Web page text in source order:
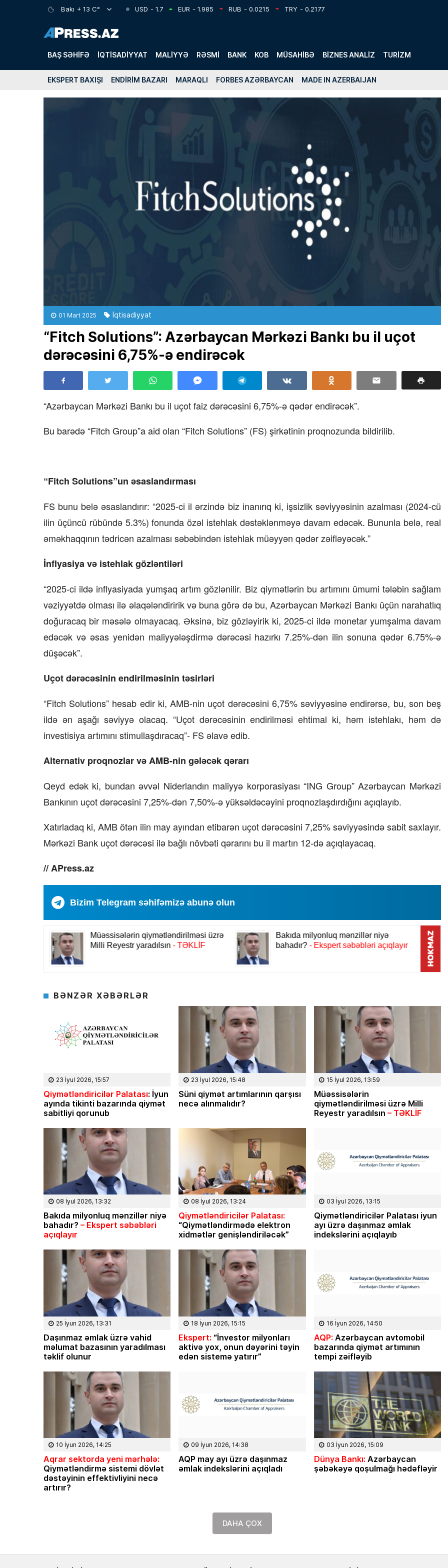
Bakı + 13 C° USD - 1.7 EUR - 1.985 RUB - 0.0215 TRY - 0.2177
BAŞ SƏHIFƏ İQTISADIYYAT MALIYYƏ RƏSMI BANK KOB MÜSAHIBƏ BIZNES ANALIZ TURIZM
EKSPERT BAXIŞI ENDIRIM BAZARI MARAQLI FORBES AZƏRBAYCAN MADE IN AZERBAIJAN
01 Mart 2025 İqtisadiyyat
“Fitch Solutions”: Azərbaycan Mərkəzi Bankı bu il uçot
dərəcəsini 6,75%-ə endirəcək
“Azərbaycan Mərkəzi Bankı bu il uçot faiz dərəcəsini 6,75%-ə qədər endirəcək”.
Bu barədə “Fitch Group”a aid olan “Fitch Solutions” (FS) şirkətinin proqnozunda bildirilib.
“Fitch Solutions”un əsaslandırması
FS bunu belə əsaslandırır: “2025-ci il ərzində biz inanırıq ki, işsizlik səviyyəsinin azalması (2024-cü
ilin üçüncü rübündə 5.3%) fonunda özəl istehlak dəstəklənməyə davam edəcək. Bununla belə, real
əməkhaqqının tədricən azalması səbəbindən istehlak müəyyən qədər zəifləyəcək.”
İnflyasiya və istehlak gözləntiləri
“2025-ci ildə inflyasiyada yumşaq artım gözlənilir. Biz qiymətlərin bu artımını ümumi tələbin sağlam
vəziyyətdə olması ilə əlaqələndiririk və buna görə də bu, Azərbaycan Mərkəzi Bankı üçün narahatlıq
doğuracaq bir məsələ olmayacaq. Əksinə, biz gözləyirik ki, 2025-ci ildə monetar yumşalma davam
edəcək və əsas yenidən maliyyələşdirmə dərəcəsi hazırkı 7.25%-dən ilin sonuna qədər 6.75%-ə
düşəcək”.
Uçot dərəcəsinin endirilməsinin təsirləri
“Fitch Solutions” hesab edir ki, AMB-nin uçot dərəcəsini 6,75% səviyyəsinə endirərsə, bu, son beş
ildə ən aşağı səviyyə olacaq. “Uçot dərəcəsinin endirilməsi ehtimal ki, həm istehlakı, həm də
investisiya artımını stimullaşdıracaq”- FS əlavə edib.
Alternativ proqnozlar və AMB-nin gələcək qərarı
Qeyd edək ki, bundan əvvəl Niderlandın maliyyə korporasiyası “ING Group” Azərbaycan Mərkəzi
Bankının uçot dərəcəsini 7,25%-dən 7,50%-ə yüksəldəcəyini proqnozlaşdırdığını açıqlayıb.
Xatırladaq ki, AMB ötən ilin may ayından etibarən uçot dərəcəsini 7,25% səviyyəsində sabit saxlayır.
Mərkəzi Bank uçot dərəcəsi ilə bağlı növbəti qərarını bu il martın 12-də açıqlayacaq.
// APress.az
Bizim Telegram səhifəmizə abunə olun
BƏNZƏR XƏBƏRLƏR
23 İyul 2026, 15:57
Qiymətləndiricilər Palatası: İyun
ayında tikinti bazarında qiymət
sabitliyi qorunub
23 İyul 2026, 15:48
Süni qiymət artımlarının qarşısı
necə alınmalıdır?
15 İyul 2026, 13:59
Müəssisələrin
qiymətləndirilməsi üzrə Milli
Reyestr yaradılsın – TƏKLİF
08 İyul 2026, 13:32
Bakıda milyonluq mənzillər niyə
bahadır? – Ekspert səbəbləri
açıqlayır
08 İyul 2026, 13:24
Qiymətləndiricilər Palatası:
“Qiymətləndirmədə elektron
xidmətlər genişləndiriləcək”
03 İyul 2026, 13:15
Qiymətləndiricilər Palatası iyun
ayı üzrə daşınmaz əmlak
indekslərini açıqlayıb
25 İyun 2026, 13:31
Daşınmaz əmlak üzrə vahid
məlumat bazasının yaradılması
təklif olunur
18 İyun 2026, 15:15
Ekspert: “İnvestor milyonları
aktivə yox, onun dəyərini təyin
edən sistemə yatırır”
16 İyun 2026, 14:50
AQP: Azərbaycan avtomobil
bazarında qiymət artımının
tempi zəifləyib
10 İyun 2026, 14:25
Aqrar sektorda yeni mərhələ:
Qiymətləndirmə sistemi dövlət
dəstəyinin effektivliyini necə
artırır?
09 İyun 2026, 14:38
AQP may ayı üzrə daşınmaz
əmlak indekslərini açıqladı
03 İyun 2026, 15:09
Dünya Bankı: Azərbaycan
şəbəkəyə qoşulmağı hədəfləyir
DAHA ÇOX
08 Fevral 2024, 15:32
Rəsmiyyə Sabir poeziyası –
Ayıq Səmədovun
təqdimatında
üzrə bitirib. İqtisad elmləri doktorudur.
Hazırda Elm və […]